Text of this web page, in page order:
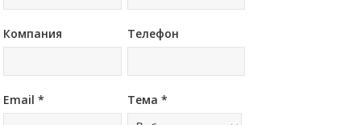
Компания Телефон
Email * Тема *